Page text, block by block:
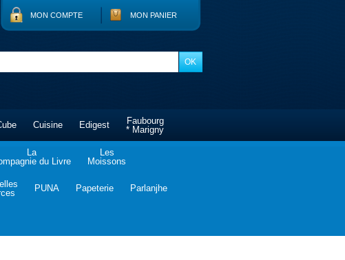
MON COMPTE MON PANIER
Cuisine Edigest
Faubourg
* Marigny
La
du Livre
Les
Moissons
PUNA Papeterie Parlanjhe